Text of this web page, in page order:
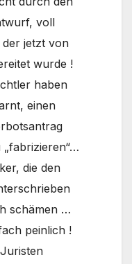
voll
jetzt von
wurde !
haben
einen
„fabrizieren“…
die den
schämen …
peinlich !